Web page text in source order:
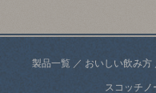
製品一覧 ／ おいしい飲み方
スコッチノ